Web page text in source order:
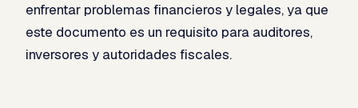
enfrentar problemas financieros y legales, ya que
este documento es un requisito para auditores,
inversores y autoridades fiscales.